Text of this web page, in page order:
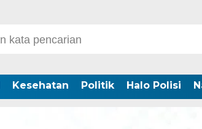
Kesehatan Politik Halo Polisi